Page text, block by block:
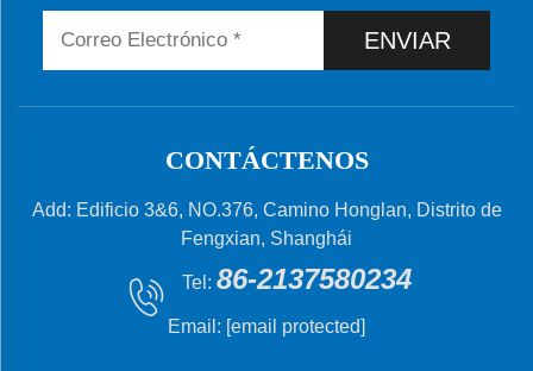
ENVIAR
CONTÁCTENOS
Add: Edificio 3&6, NO.376, Camino Honglan, Distrito de
Fengxian, Shanghái
Tel: 86-2137580234
Email: [email protected]